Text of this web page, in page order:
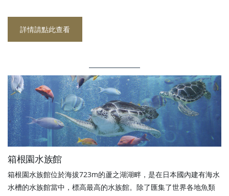
詳情請點此查看
箱根園水族館
箱根園水族館位於海拔723m的蘆之湖湖畔，是在日本國內建有海水
水槽的水族館當中，標高最高的水族館。除了匯集了世界各地魚類